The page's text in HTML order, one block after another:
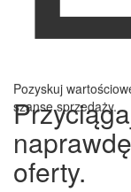
Pozyskuj
szanse sprzedaży.
oferty.